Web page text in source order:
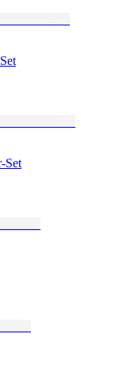
Set